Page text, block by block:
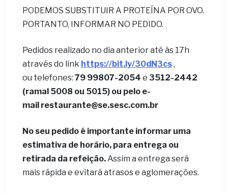
PODEMOS SUBSTITUIR A PROTEÍNA POR OVO.
PORTANTO, INFORMAR NO PEDIDO.
Pedidos realizado no dia anterior até às 17h
através do link https://bit.ly/30dN3cs,
ou telefones: 79 99807-2054 e 3512-2442
(ramal 5008 ou 5015) ou pelo e-
mail restaurante@se.sesc.com.br
No seu pedido é importante informar uma
estimativa de horário, para entrega ou
retirada da refeição.Assim a entrega será
mais rápida e evitará atrasos e aglomerações.